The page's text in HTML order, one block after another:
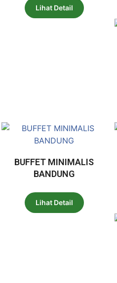
Lihat Detail
BUFFET MINIMALIS
BANDUNG
Lihat Detail